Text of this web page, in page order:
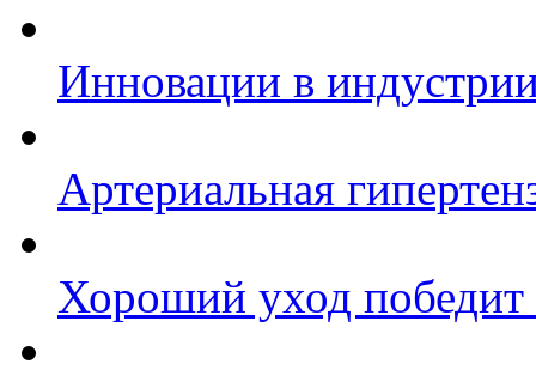
Инновации в
Артериальная
Хороший уход победит